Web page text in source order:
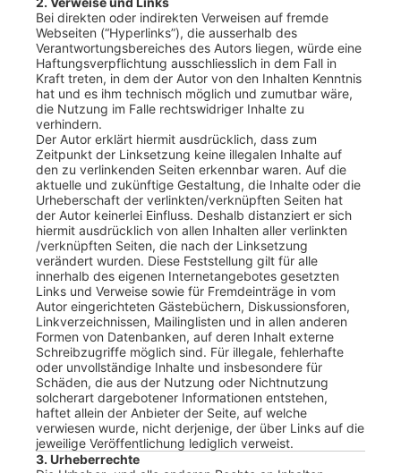
Bei direkten oder indirekten Verweisen auf fremde
Webseiten (“Hyperlinks”), die ausserhalb des
Verantwortungsbereiches des Autors liegen, würde eine
Haftungsverpflichtung ausschliesslich in dem Fall in
Kraft treten, in dem der Autor von den Inhalten Kenntnis
hat und es ihm technisch möglich und zumutbar wäre,
die Nutzung im Falle rechtswidriger Inhalte zu
verhindern.
Der Autor erklärt hiermit ausdrücklich, dass zum
Zeitpunkt der Linksetzung keine illegalen Inhalte auf
den zu verlinkenden Seiten erkennbar waren. Auf die
aktuelle und zukünftige Gestaltung, die Inhalte oder die
Urheberschaft der verlinkten/verknüpften Seiten hat
der Autor keinerlei Einfluss. Deshalb distanziert er sich
hiermit ausdrücklich von allen Inhalten aller verlinkten
/verknüpften Seiten, die nach der Linksetzung
verändert wurden. Diese Feststellung gilt für alle
innerhalb des eigenen Internetangebotes gesetzten
Links und Verweise sowie für Fremdeinträge in vom
Autor eingerichteten Gästebüchern, Diskussionsforen,
Linkverzeichnissen, Mailinglisten und in allen anderen
Formen von Datenbanken, auf deren Inhalt externe
Schreibzugriffe möglich sind. Für illegale, fehlerhafte
oder unvollständige Inhalte und insbesondere für
Schäden, die aus der Nutzung oder Nichtnutzung
solcherart dargebotener Informationen entstehen,
haftet allein der Anbieter der Seite, auf welche
verwiesen wurde, nicht derjenige, der über Links auf die
jeweilige Veröffentlichung lediglich verweist.
3. Urheberrechte